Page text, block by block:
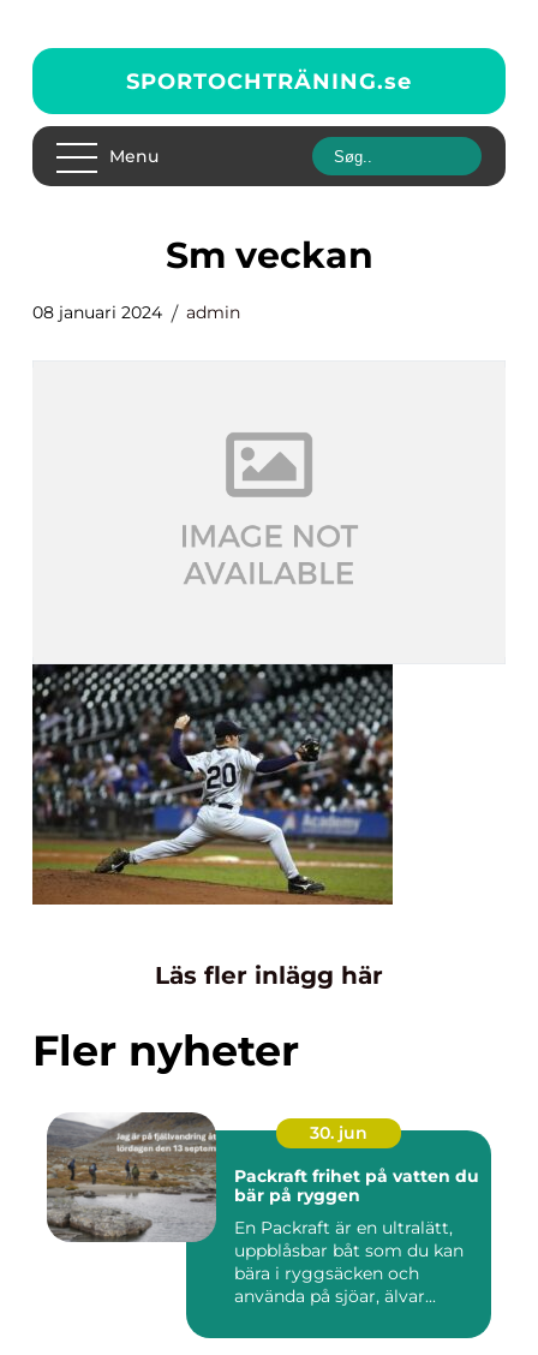
SPORTOCHTRÄNING.se
Menu
sm veckan
08 januari 2024 admin
Läs fler inlägg här
Fler nyheter
30. jun
Packraft frihet på vatten du
bär på ryggen
En Packraft är en ultralätt,
uppblåsbar båt som du kan
bära i ryggsäcken och
använda på sjöar, älvar...